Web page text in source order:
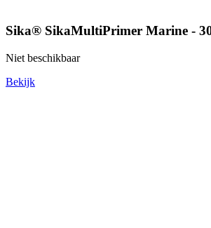
Sika® SikaMultiPrimer Marine -
Niet beschikbaar
Bekijk